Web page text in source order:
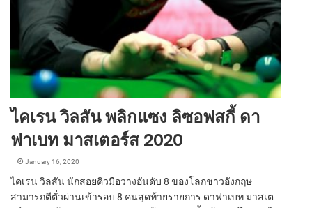
ไคเรน วิลสัน พลิกแซง ลิซอฟสกี้ ดา
ฟาเบท มาสเตอร์ส 2020
January 16, 2020
ไคเรน วิลสัน นักสอยคิวมือวางอันดับ 8 ของโลกชาวอังกฤษ
สามารถตีตั๋วผ่านเข้ารอบ 8 คนสุดท้ายรายการ ดาฟาเบท มาสเต